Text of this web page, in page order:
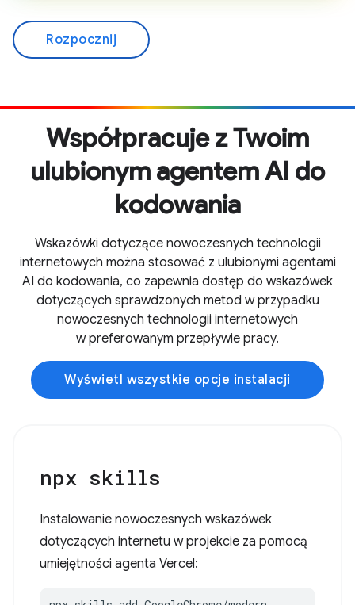
Rozpocznij
Współpracuje z Twoim
ulubionym agentem AI do
kodowania
Wskazówki dotyczące nowoczesnych technologii
internetowych można stosować z ulubionymi agentami
AI do kodowania, co zapewnia dostęp do wskazówek
dotyczących sprawdzonych metod w przypadku
nowoczesnych technologii internetowych
w preferowanym przepływie pracy.
Wyświetl wszystkie opcje instalacji
npx skills
Instalowanie nowoczesnych wskazówek
dotyczących internetu w projekcie za pomocą
umiejętności agenta Vercel: